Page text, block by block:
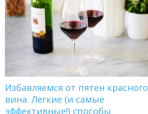
Избавляемся от пятен красного
вина. Легкие (и самые
эффективные!) способы